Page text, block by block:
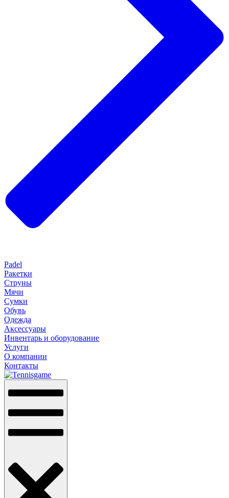
Padel
Ракетки
Струны
Мячи
Сумки
Обувь
Одежда
Аксессуары
Инвентарь и оборудование
Услуги
О компании
Контакты